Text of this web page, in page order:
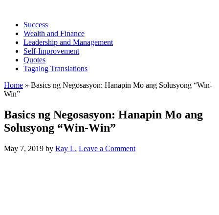
Success
Wealth and Finance
Leadership and Management
Self-Improvement
Quotes
Tagalog Translations
Home » Basics ng Negosasyon: Hanapin Mo ang Solusyong “Win-
Win”
Basics ng Negosasyon: Hanapin Mo ang
Solusyong “Win-Win”
May 7, 2019 by Ray L. Leave a Comment